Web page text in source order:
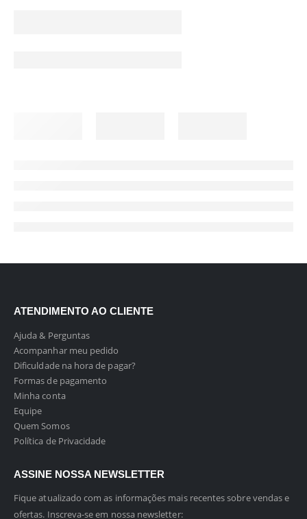
ATENDIMENTO AO CLIENTE
Ajuda & Perguntas
Acompanhar meu pedido
Dificuldade na hora de pagar?
Formas de pagamento
Minha conta
Equipe
Quem Somos
Política de Privacidade
ASSINE NOSSA NEWSLETTER
Fique atualizado com as informações mais recentes sobre vendas e
ofertas. Inscreva-se em nossa newsletter: